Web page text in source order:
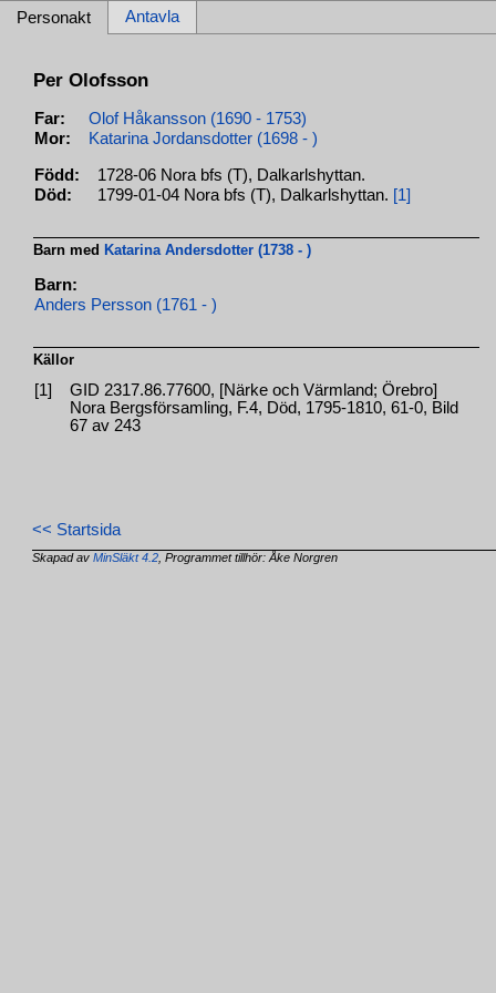
Personakt Antavla
Per Olofsson
Far:
Olof Håkansson (1690 - 1753)
Mor:
Katarina Jordansdotter (1698 - )
Född:
1728-06 Nora bfs (T), Dalkarlshyttan.
Död:
1799-01-04 Nora bfs (T), Dalkarlshyttan. [1]
Barn med Katarina Andersdotter (1738 - )
Barn:
Anders Persson (1761 - )
Källor
[1]
GID 2317.86.77600, [Närke och Värmland; Örebro]
Nora Bergsförsamling, F.4, Död, 1795-1810, 61-0, Bild
67 av 243
<< Startsida
Skapad avMinSläkt 4.2 , Programmet tillhör: Åke Norgren